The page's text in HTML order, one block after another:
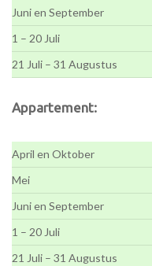
Juni en September
1 – 20 Juli
21 Juli – 31 Augustus
Appartement:
April en Oktober
Mei
Juni en September
1 – 20 Juli
21 Juli – 31 Augustus